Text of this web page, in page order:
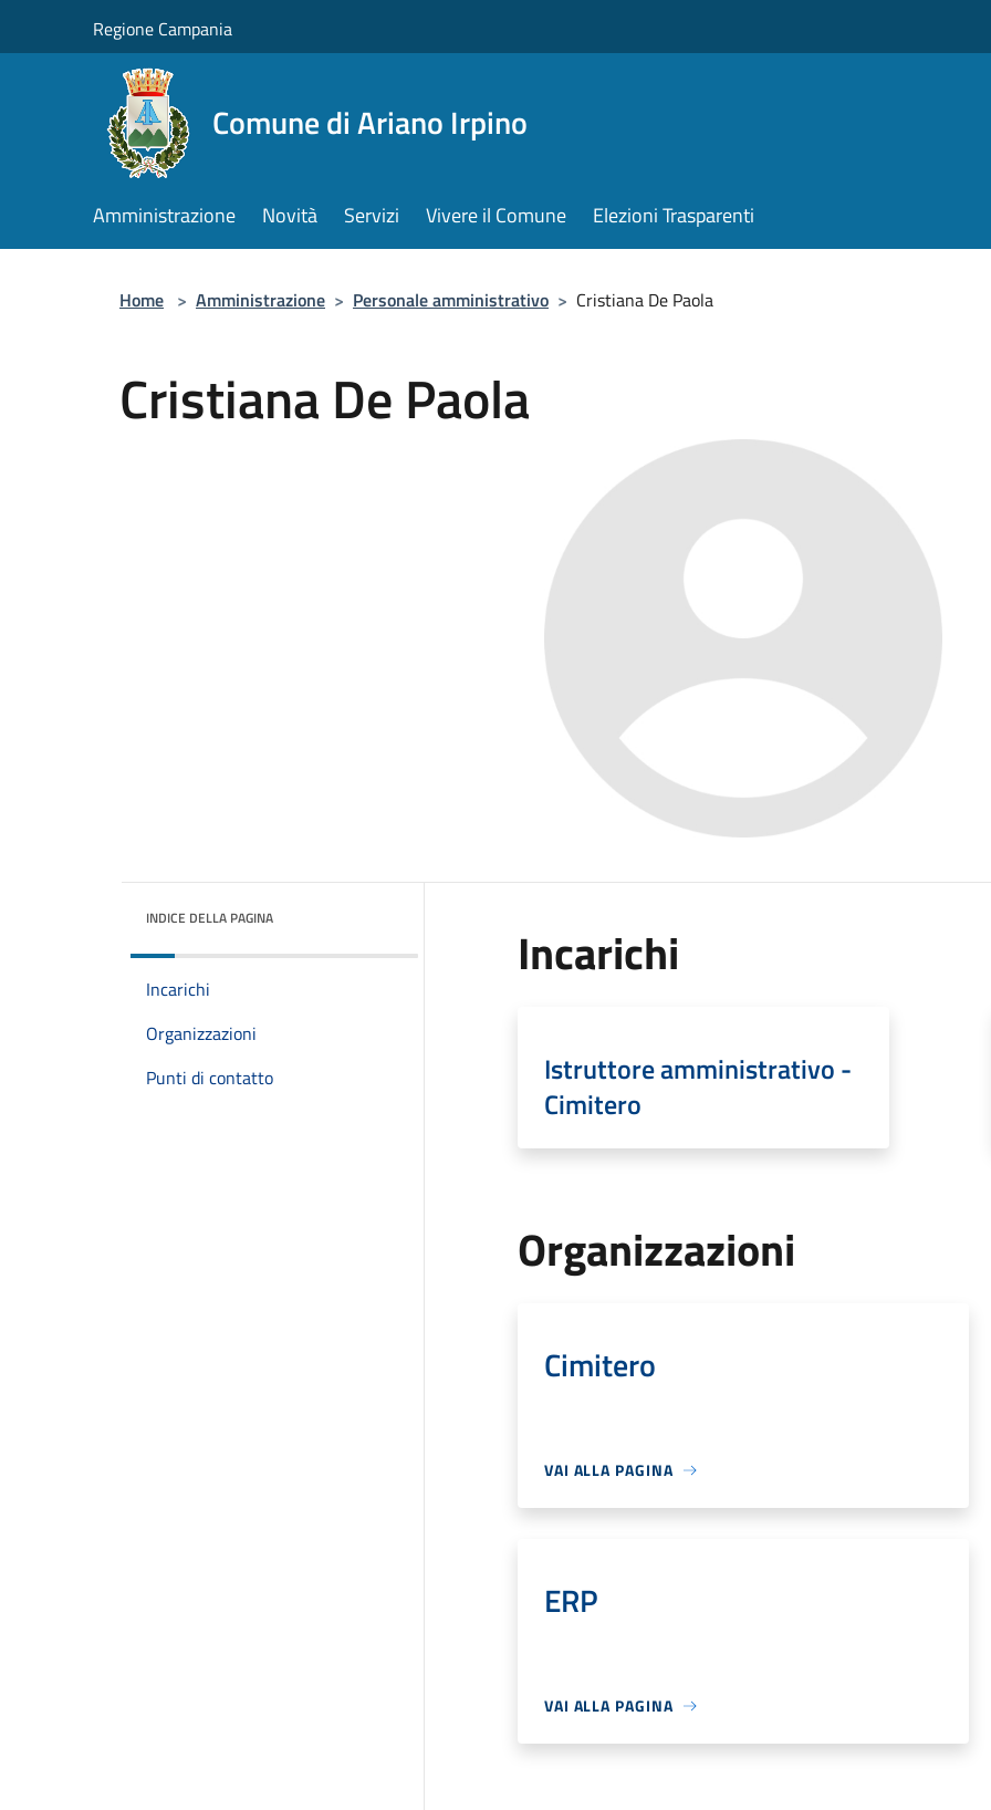
Regione Campania
Comune di Ariano Irpino
Amministrazione Novità Servizi Vivere il Comune Elezioni Trasparenti
Home > Amministrazione > Personale amministrativo > Cristiana De Paola
Cristiana De Paola
INDICE DELLA PAGINA
Incarichi
Organizzazioni
Punti di contatto
Incarichi
Istruttore amministrativo -
Cimitero
Organizzazioni
Cimitero
VAI ALLA PAGINA
ERP
VAI ALLA PAGINA